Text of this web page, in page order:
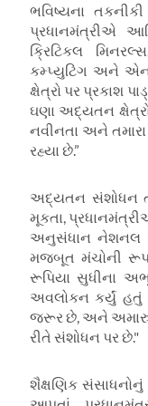
ભવિષ્યના
પ્રધાનમંત્રીએ
ક્રિટિકલ
કમ્પ્યુટિંગ અને
ક્ષેત્રો પર પ્રકાશ
ઘણા અદ્યતન ક્ષેત્રો
નવીનતા અને
રહ્યા છે.”
અદ્યતન સંશોધન
મૂકતા,
અનુસંધાન નેશનલ
મજબૂત મંચોની
રૂપિયા સુધીના
અવલોકન કર્યું
જરૂર છે, અને અમારું
રીતે સંશોધન પર છે."
શૈક્ષણિક સંસાધનોનું